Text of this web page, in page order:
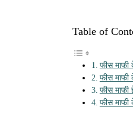
Table of
फीस माफी
फीस माफी
फीस माफी
फीस माफी